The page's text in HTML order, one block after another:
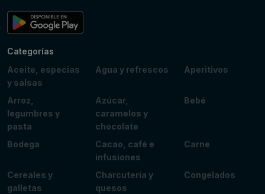
Categorías
Aceite, especias
y salsas
Agua y refrescos Aperitivos
Arroz,
legumbres y
pasta
Azúcar,
caramelos y
chocolate
Bebé
Bodega
Cacao, café e
infusiones
Carne
Cereales y
galletas
Charcutería y
quesos
Congelados